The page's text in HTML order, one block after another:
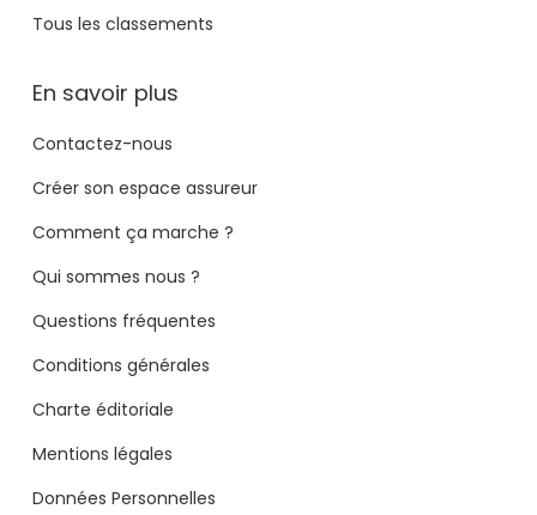
Tous les classements
En savoir plus
Contactez-nous
Créer son espace assureur
Comment ça marche ?
Qui sommes nous ?
Questions fréquentes
Conditions générales
Charte éditoriale
Mentions légales
Données Personnelles